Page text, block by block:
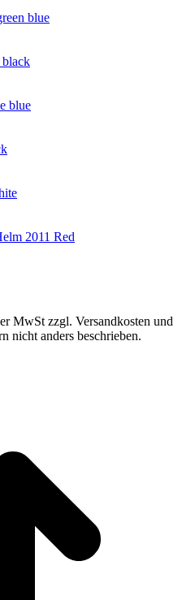
blue
blue
2011 Red
MwSt zzgl. Versandkosten und
nicht anders beschrieben.